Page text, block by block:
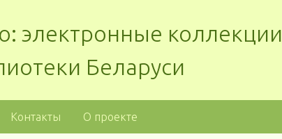
электронные коллекции
Беларуси
Контакты О проекте